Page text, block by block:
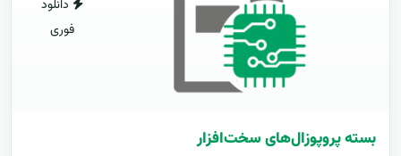
دانلود
فوری
بسته پروپوزال‌های سخت‌افزار